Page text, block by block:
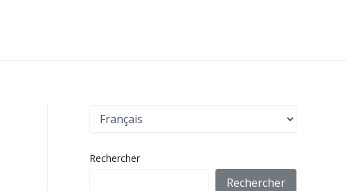
i
s
Rechercher
Rechercher